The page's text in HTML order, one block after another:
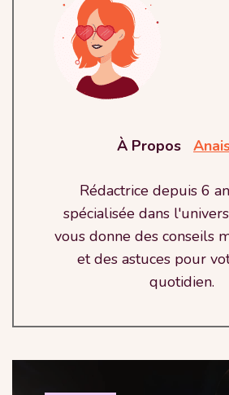
À Propos
Rédactrice depuis 6
spécialisée dans
vous donne des conseils
et des astuces pour
quotidien.